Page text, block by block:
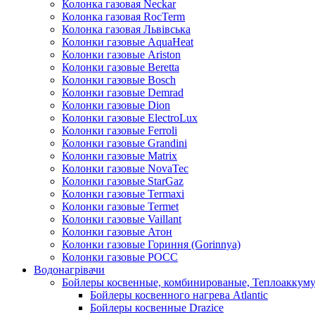
Колонка газовая Neckar
Колонка газовая RocTerm
Колонка газовая Львiвська
Колонки газовые AquaHeat
Колонки газовые Ariston
Колонки газовые Beretta
Колонки газовые Bosch
Колонки газовые Demrad
Колонки газовые Dion
Колонки газовые ElectroLux
Колонки газовые Ferroli
Колонки газовые Grandini
Колонки газовые Matrix
Колонки газовые NovaTec
Колонки газовые StarGaz
Колонки газовые Termaxi
Колонки газовые Termet
Колонки газовые Vaillant
Колонки газовые Атон
Колонки газовые Гориння (Gorinnya)
Колонки газовые РОСС
Водонагрівачи
Бойлеры косвенные, комбинированые,
Бойлеры косвенного нагрева Atlantic
Бойлеры косвенные Drazice